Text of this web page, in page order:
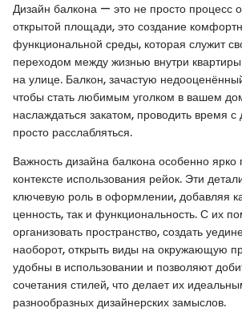
Дизайн балкона — это не просто процесс
открытой площади, это создание
функциональной среды, которая служит
переходом между жизнью внутри
на улице. Балкон, зачастую
чтобы стать любимым уголком в вашем
наслаждаться закатом, проводить время с
просто расслабляться.
Важность дизайна балкона особенно ярко
контексте использования рейок. Эти
ключевую роль в оформлении, добавляя
ценность, так и функциональность. С их
организовать пространство, создать
наоборот, открыть виды на окружающую
удобны в использовании и позволяют
сочетания стилей, что делает их
разнообразных дизайнерских замыслов.